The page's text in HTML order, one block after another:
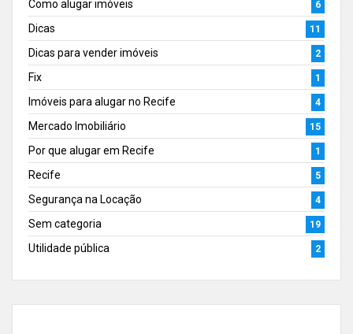
Como alugar imóveis 6
Dicas 11
Dicas para vender imóveis 2
Fix 1
Imóveis para alugar no Recife 4
Mercado Imobiliário 15
Por que alugar em Recife 1
Recife 5
Segurança na Locação 4
Sem categoria 19
Utilidade pública 2